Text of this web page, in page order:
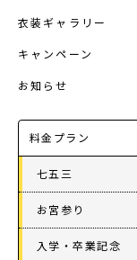
衣装ギャラリー
キャンペーン
お知らせ
料金プラン
七五三
お宮参り
入学・卒業記念